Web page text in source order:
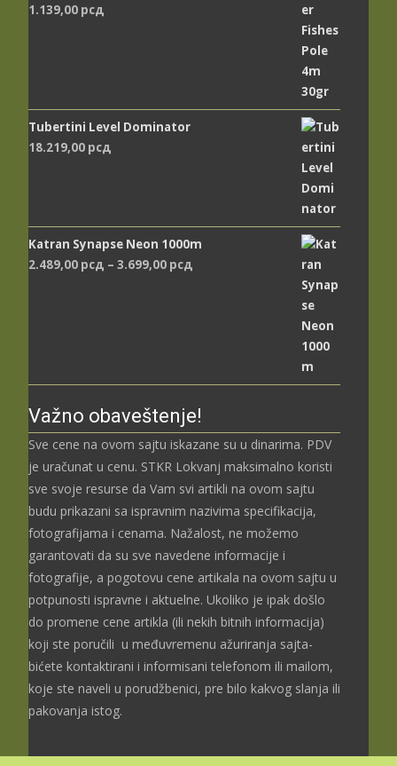
1.139,00 рсд
Tubertini Level Dominator
18.219,00 рсд
Katran Synapse Neon 1000m
2.489,00 рсд – 3.699,00 рсд
Važno obaveštenje!
Sve cene na ovom sajtu iskazane su u dinarima. PDV
je uračunat u cenu. STKR Lokvanj maksimalno koristi
sve svoje resurse da Vam svi artikli na ovom sajtu
budu prikazani sa ispravnim nazivima specifikacija,
fotografijama i cenama. Nažalost, ne možemo
garantovati da su sve navedene informacije i
fotografije, a pogotovu cene artikala na ovom sajtu u
potpunosti ispravne i aktuelne. Ukoliko je ipak došlo
do promene cene artikla (ili nekih bitnih informacija)
koji ste poručili u međuvremenu ažuriranja sajta-
bićete kontaktirani i informisani telefonom ili mailom,
koje ste naveli u porudžbenici, pre bilo kakvog slanja ili
pakovanja istog.